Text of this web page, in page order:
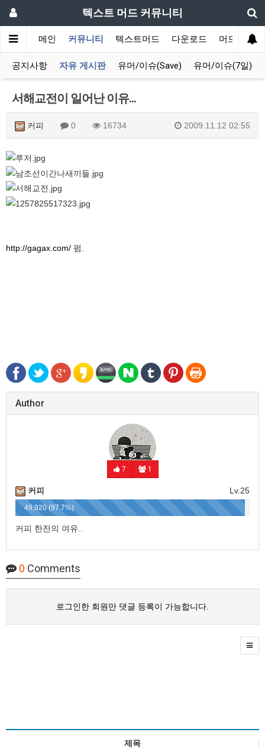
텍스트 머드 커뮤니티
메인 커뮤니티 텍스트머드 다운로드 머드 잡담
공지사항 자유 게시판 유머/이슈(Save) 유머/이슈(7일)
서해교전이 일어난 이유...
커피 0 16734 2009.11.12 02:55
http://gagax.com/ 펌.
Author
7 1
Lv.25
커피
49,920 (97.7%)
커피 한잔의 여유..
0 Comments
로그인한 회원만 댓글 등록이 가능합니다.
제목